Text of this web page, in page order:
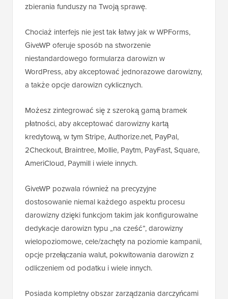
zbierania funduszy na Twoją sprawę.
Chociaż interfejs nie jest tak łatwy jak w WPForms,
GiveWP oferuje sposób na stworzenie
niestandardowego formularza darowizn w
WordPress, aby akceptować jednorazowe darowizny,
a także opcje darowizn cyklicznych.
Możesz zintegrować się z szeroką gamą bramek
płatności, aby akceptować darowizny kartą
kredytową, w tym Stripe, Authorize.net, PayPal,
2Checkout, Braintree, Mollie, Paytm, PayFast, Square,
AmeriCloud, Paymill i wiele innych.
GiveWP pozwala również na precyzyjne
dostosowanie niemal każdego aspektu procesu
darowizny dzięki funkcjom takim jak konfigurowalne
dedykacje darowizn typu „na cześć”, darowizny
wielopoziomowe, cele/zachęty na poziomie kampanii,
opcje przełączania walut, pokwitowania darowizn z
odliczeniem od podatku i wiele innych.
Posiada kompletny obszar zarządzania darczyńcami